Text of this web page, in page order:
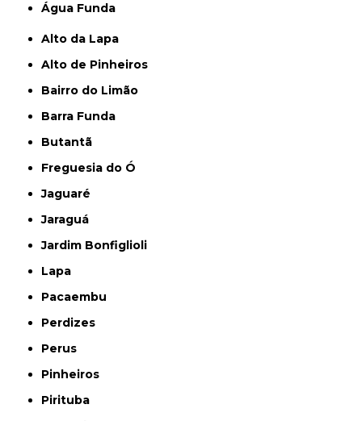
Água Funda
Alto da Lapa
Alto de Pinheiros
Bairro do Limão
Barra Funda
Butantã
Freguesia do Ó
Jaguaré
Jaraguá
Jardim Bonfiglioli
Lapa
Pacaembu
Perdizes
Perus
Pinheiros
Pirituba